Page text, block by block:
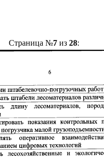
Страница №7из 28: